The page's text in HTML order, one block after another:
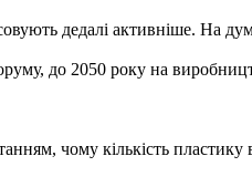
дедалі активніше. На
до 2050 року на
чому кількість